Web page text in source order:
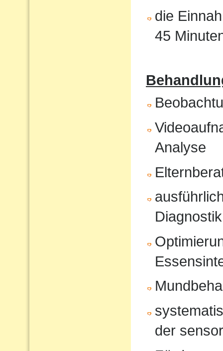
die
45
Analyse
Diagnostik
der